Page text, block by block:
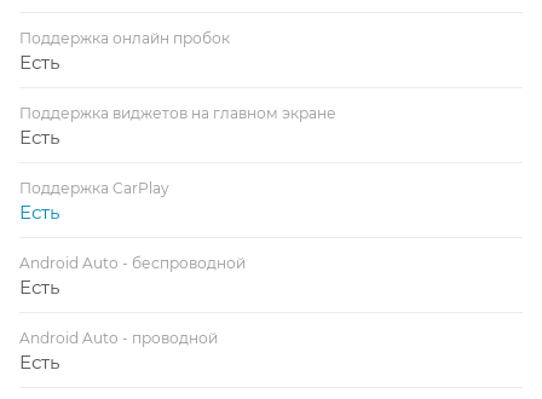
Поддержка онлайн пробок
Есть
Поддержка виджетов на главном экране
Есть
Поддержка CarPlay
Есть
Android Auto - беспроводной
Есть
Android Auto - проводной
Есть